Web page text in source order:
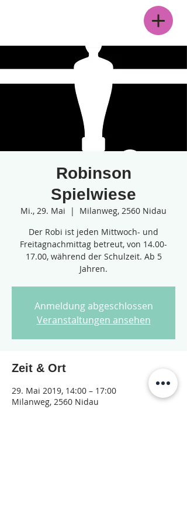
Robinson
Spielwiese
Mi., 29. Mai
  |
Milanweg, 2560 Nidau
Der Robi ist jeden Mittwoch- und
Freitagnachmittag betreut, von 14.00-
17.00, während der Schulzeit. Ab 5
Jahren.
Anmeldung abgeschlossen
Veranstaltungen ansehen
Zeit & Ort
29. Mai 2019, 14:00 – 17:00
Milanweg, 2560 Nidau